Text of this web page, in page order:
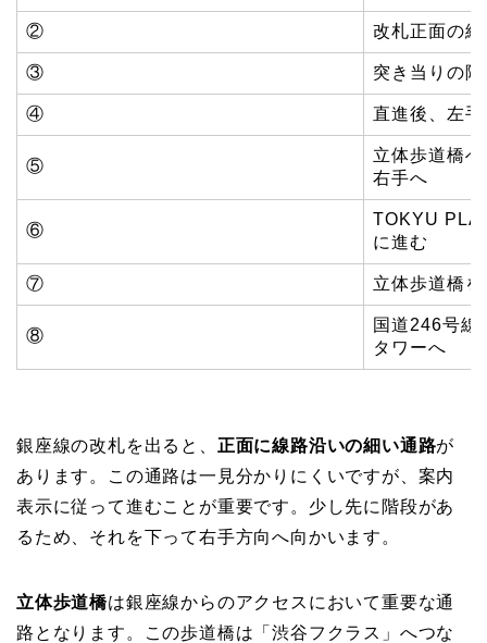
② 改札正面の
③ 突き当りの
④ 直進後、左
⑤
立体歩道橋
右手へ
⑥
TOKYU
に進む
⑦ 立体歩道橋
⑧
国道246号線
タワーへ
銀座線の改札を出ると、 正面に線路沿いの細い通路が
あります。この通路は一見分かりにくいですが、案内
表示に従って進むことが重要です。少し先に階段があ
るため、それを下って右手方向へ向かいます。
立体歩道橋は銀座線からのアクセスにおいて重要な通
路となります。この歩道橋は「渋谷フクラス」へつな